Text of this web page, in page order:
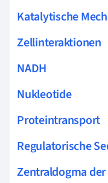
Katalytische
Zellinteraktionen
NADH
Nukleotide
Proteintransport
Regulatorische
Zentraldogma